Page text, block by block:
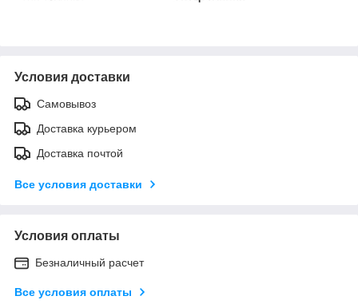
Условия доставки
Самовывоз
Доставка курьером
Доставка почтой
Все условия доставки
Условия оплаты
Безналичный расчет
Все условия оплаты